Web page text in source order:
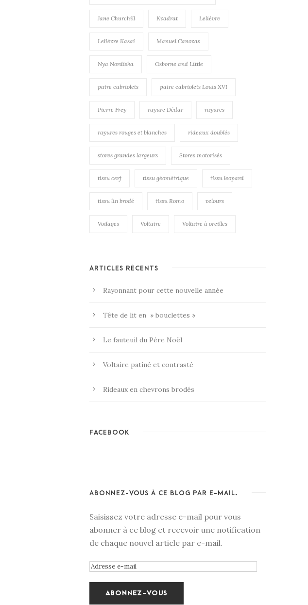
Jane Churchill Kvadrat Lelièvre
Lelièvre Kasai Manuel Canovas
Nya Nordiska Osborne and Little
paire cabriolets paire cabriolets Louis XVI
Pierre Frey rayure Dédar rayures
rayures rouges et blanches rideaux doublés
stores grandes largeurs Stores motorisés
tissu cerf tissu géométrique tissu leopard
tissu lin brodé tissu Romo velours
Voilages Voltaire Voltaire à oreilles
ARTICLES RÉCENTS
Rayonnant pour cette nouvelle année
Tête de lit en » bouclettes »
Le fauteuil du Père Noël
Voltaire patiné et contrasté
Rideaux en chevrons brodés
FACEBOOK
ABONNEZ-VOUS À CE BLOG PAR E-MAIL.
Saisissez votre adresse e-mail pour vous
abonner à ce blog et recevoir une notification
de chaque nouvel article par e-mail.
A